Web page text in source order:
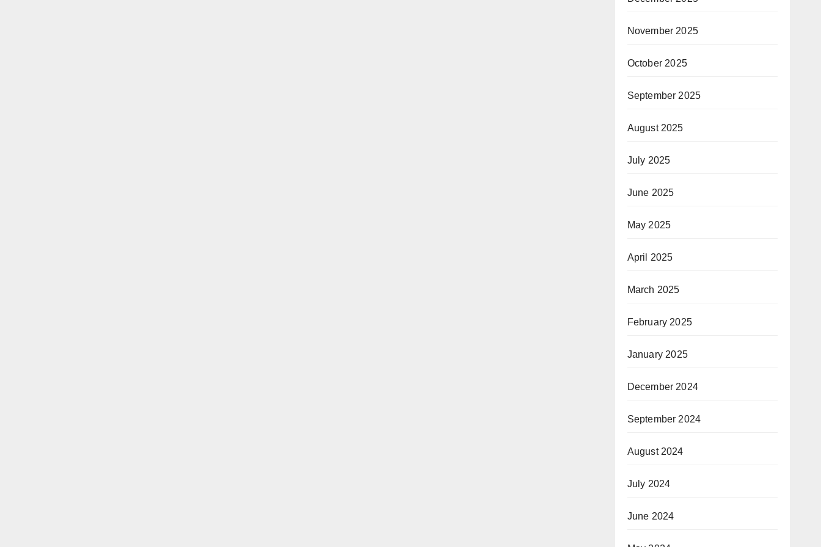
November 2025
October 2025
September 2025
August 2025
July 2025
June 2025
May 2025
April 2025
March 2025
February 2025
January 2025
December 2024
September 2024
August 2024
July 2024
June 2024